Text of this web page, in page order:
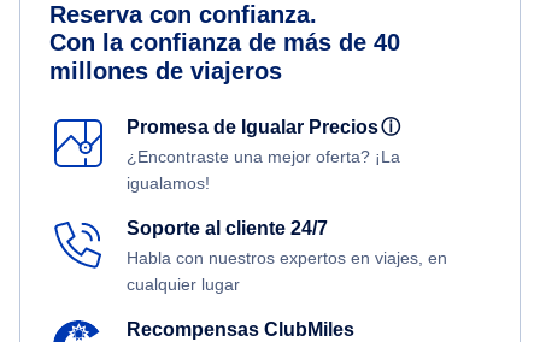
Reserva con confianza.
Con la confianza de más de 40
millones de viajeros
Promesa de Igualar Preciosⓘ
¿Encontraste una mejor oferta? ¡La
igualamos!
Soporte al cliente 24/7
Habla con nuestros expertos en viajes, en
cualquier lugar
Recompensas ClubMiles